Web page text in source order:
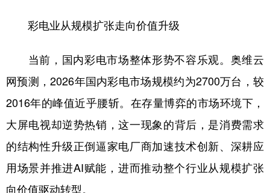
彩电业从规模扩张走向价值升级
当前，国内彩电市场整体形势不容乐观。奥维云
网预测，2026年国内彩电市场规模约为2700万台，较
2016年的峰值近乎腰斩。在存量博弈的市场环境下，
大屏电视却逆势热销，这一现象的背后，是消费需求
的结构性升级正倒逼家电厂商加速技术创新、深耕应
用场景并推进AI赋能，进而推动整个行业从规模扩张
向价值驱动转型。